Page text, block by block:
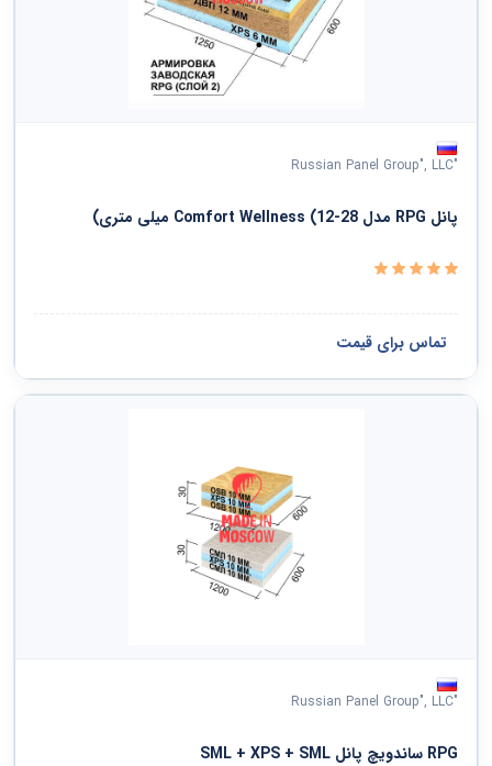
"Russian Panel Group", LLC
پانل RPG مدل Comfort Wellness (12-28 میلی متری)
تماس برای قیمت
"Russian Panel Group", LLC
RPG ساندویچ پانل SML + XPS + SML